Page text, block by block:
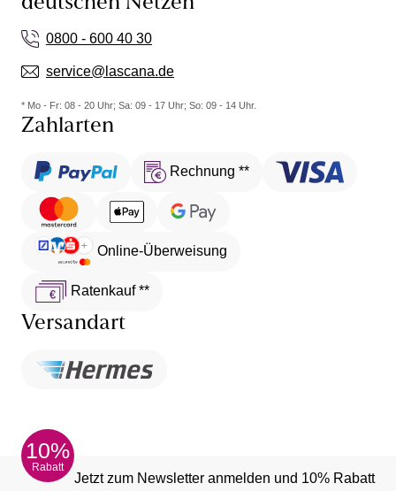
0800 - 600 40 30
service@lascana.de
* Mo - Fr: 08 - 20 Uhr; Sa: 09 - 17 Uhr; So: 09 - 14 Uhr.
Zahlarten
Rechnung **
Online-Überweisung
Ratenkauf **
Versandart
10%
Rabatt
Jetzt zum Newsletter anmelden und 10% Rabatt